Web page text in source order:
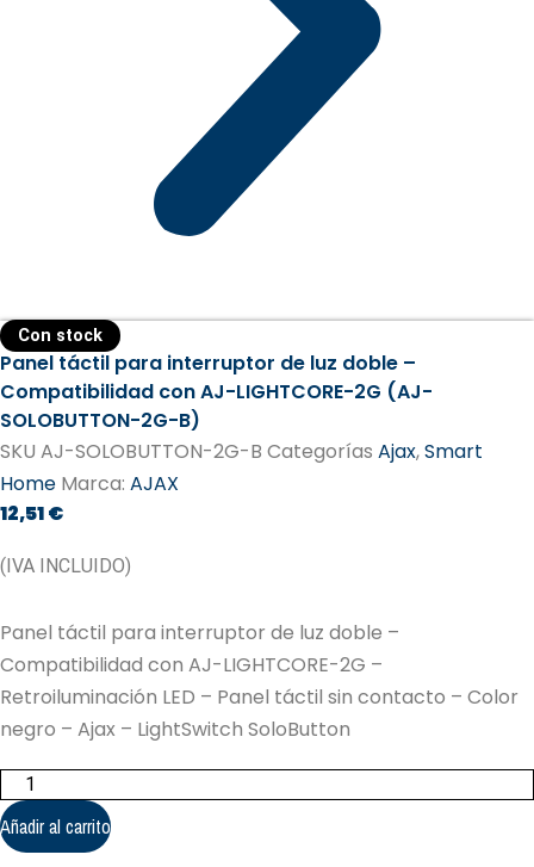
Con stock
Panel táctil para interruptor de luz doble –
Compatibilidad con AJ-LIGHTCORE-2G (AJ-
SOLOBUTTON-2G-B)
SKU AJ-SOLOBUTTON-2G-B Categorías Ajax,Smart
Home Marca: AJAX
12,51€
(IVA INCLUIDO)
Panel táctil para interruptor de luz doble –
Compatibilidad con AJ-LIGHTCORE-2G –
Retroiluminación LED – Panel táctil sin contacto – Color
negro – Ajax – LightSwitch SoloButton
Panel
táctil
para
interruptor
de
Añadir al carrito